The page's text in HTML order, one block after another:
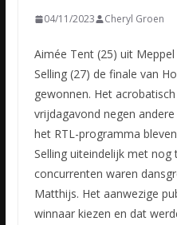
04/11/2023 Cheryl Groen
Aimée Tent (25) uit
Selling (27) de finale van
gewonnen. Het
vrijdagavond negen
het RTL-programma
Selling uiteindelijk met
concurrenten waren
Matthijs. Het aanwezige
winnaar kiezen en dat